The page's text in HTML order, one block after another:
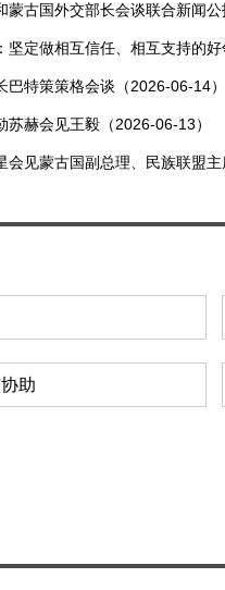
蒙古国外交部长会谈联合新闻公
坚定做相互信任、相互支持的
巴特策策格会谈（2026-06-14）
苏赫会见王毅（2026-06-13）
会见蒙古国副总理、民族联盟
助